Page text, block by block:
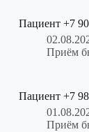
Пациент +7
Приём
Пациент +7
Приём